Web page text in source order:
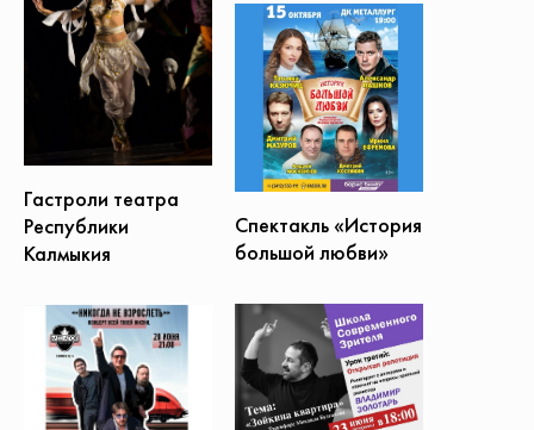
Гастроли театра
Республики
Калмыкия
Спектакль «История
большой любви»